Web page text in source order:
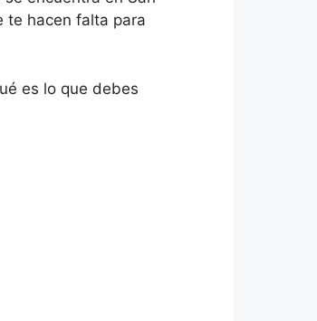
te hacen falta para
es lo que debes